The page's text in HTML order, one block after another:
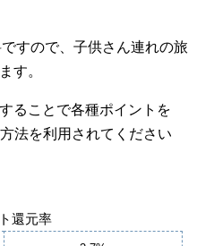
すので、子供さん連れの旅
す。
ることで各種ポイントを
法を利用されてください
還元率